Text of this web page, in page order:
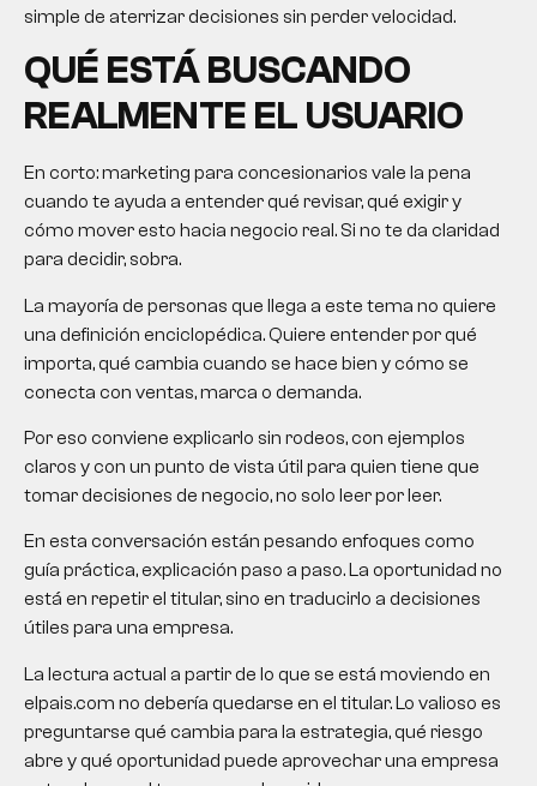
simple de aterrizar decisiones sin perder velocidad.
QUÉ ESTÁ BUSCANDO
REALMENTE EL USUARIO
En corto: marketing para concesionarios vale la pena
cuando te ayuda a entender qué revisar, qué exigir y
cómo mover esto hacia negocio real. Si no te da claridad
para decidir, sobra.
La mayoría de personas que llega a este tema no quiere
una definición enciclopédica. Quiere entender por qué
importa, qué cambia cuando se hace bien y cómo se
conecta con ventas, marca o demanda.
Por eso conviene explicarlo sin rodeos, con ejemplos
claros y con un punto de vista útil para quien tiene que
tomar decisiones de negocio, no solo leer por leer.
En esta conversación están pesando enfoques como
guía práctica, explicación paso a paso. La oportunidad no
está en repetir el titular, sino en traducirlo a decisiones
útiles para una empresa.
La lectura actual a partir de lo que se está moviendo en
elpais.com no debería quedarse en el titular. Lo valioso es
preguntarse qué cambia para la estrategia, qué riesgo
abre y qué oportunidad puede aprovechar una empresa